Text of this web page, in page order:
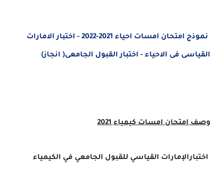
نموذج امتحان امسات احياء 2021-2022 - اختبار الامارات
القياسى فى الاحياء - اختبار القبول الجامعى( انجاز)
وصف امتحان امسات كيمياء 2021
اختبارالإمارات القياسي للقبول الجامعي في الكيمياء